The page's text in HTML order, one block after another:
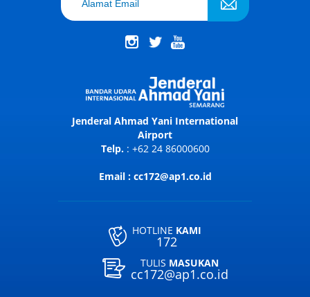
Jenderal Ahmad Yani International
Airport
Telp. : +62 24 86000600
Email : cc172@ap1.co.id
HOTLINE KAMI
172
TULIS MASUKAN
cc172@ap1.co.id